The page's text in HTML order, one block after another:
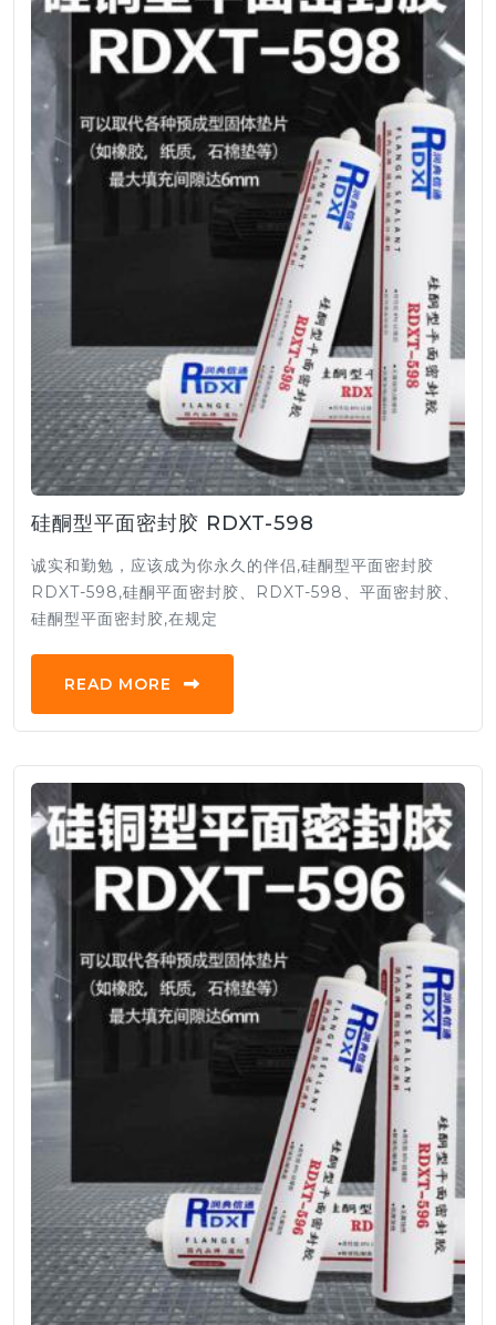
硅酮型平面密封胶 RDXT-598
诚实和勤勉，应该成为你永久的伴侣,硅酮型平面密封胶
RDXT-598,硅酮平面密封胶、RDXT-598、平面密封胶、
硅酮型平面密封胶,在规定
READ MORE